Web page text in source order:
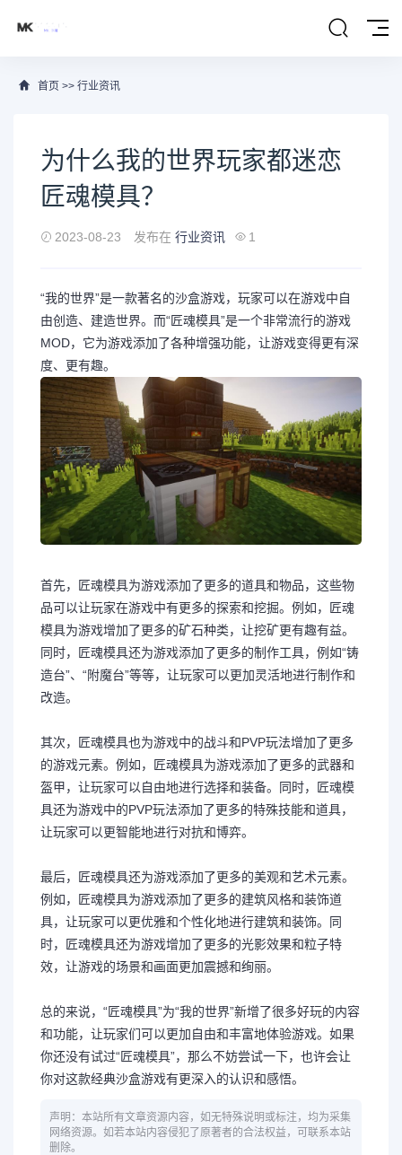
首页 >> 行业资讯
为什么我的世界玩家都迷恋
匠魂模具？
2023-08-23 发布在 行业资讯 1
“我的世界”是一款著名的沙盒游戏，玩家可以在游戏中自
由创造、建造世界。而“匠魂模具”是一个非常流行的游戏
MOD，它为游戏添加了各种增强功能，让游戏变得更有深
度、更有趣。
首先，匠魂模具为游戏添加了更多的道具和物品，这些物
品可以让玩家在游戏中有更多的探索和挖掘。例如，匠魂
模具为游戏增加了更多的矿石种类，让挖矿更有趣有益。
同时，匠魂模具还为游戏添加了更多的制作工具，例如“铸
造台”、“附魔台”等等，让玩家可以更加灵活地进行制作和
改造。
其次，匠魂模具也为游戏中的战斗和PVP玩法增加了更多
的游戏元素。例如，匠魂模具为游戏添加了更多的武器和
盔甲，让玩家可以自由地进行选择和装备。同时，匠魂模
具还为游戏中的PVP玩法添加了更多的特殊技能和道具，
让玩家可以更智能地进行对抗和博弈。
最后，匠魂模具还为游戏添加了更多的美观和艺术元素。
例如，匠魂模具为游戏添加了更多的建筑风格和装饰道
具，让玩家可以更优雅和个性化地进行建筑和装饰。同
时，匠魂模具还为游戏增加了更多的光影效果和粒子特
效，让游戏的场景和画面更加震撼和绚丽。
总的来说，“匠魂模具”为“我的世界”新增了很多好玩的内容
和功能，让玩家们可以更加自由和丰富地体验游戏。如果
你还没有试过“匠魂模具”，那么不妨尝试一下，也许会让
你对这款经典沙盒游戏有更深入的认识和感悟。
声明：本站所有文章资源内容，如无特殊说明或标注，均为采集
网络资源。如若本站内容侵犯了原著者的合法权益，可联系本站
删除。